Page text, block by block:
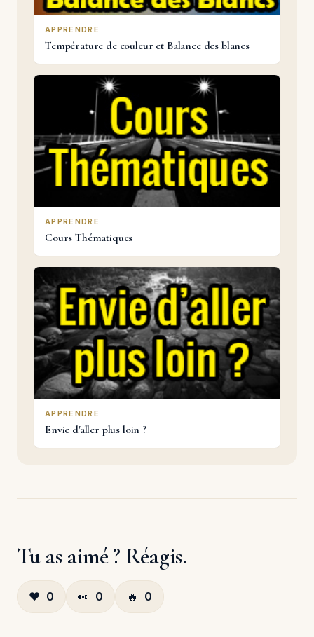
APPRENDRE
Température de couleur et Balance des blancs
APPRENDRE
Cours Thématiques
APPRENDRE
Envie d'aller plus loin ?
Tu as aimé ? Réagis.
❤️ 0 👀 0 🔥 0